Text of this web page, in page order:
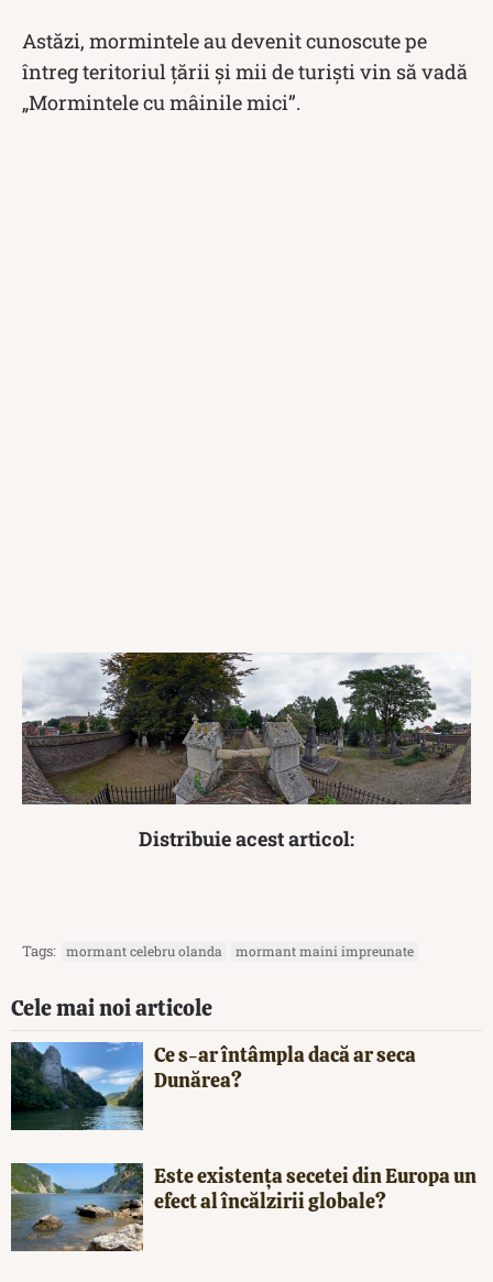
Astăzi, mormintele au devenit cunoscute pe
întreg teritoriul țării și mii de turiști vin să vadă
„Mormintele cu mâinile mici”.
Distribuie acest articol:
Tags: mormant celebru olanda mormant maini impreunate
Cele mai noi articole
Ce s-ar întâmpla dacă ar seca
Dunărea?
Este existența secetei din Europa un
efect al încălzirii globale?